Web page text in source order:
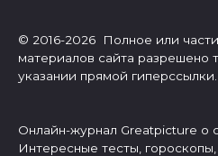
© 2016-2026 Полное или
материалов сайта разрешено
указании прямой гиперссылки.
Онлайн-журнал Greatpicture о
Интересные тесты,